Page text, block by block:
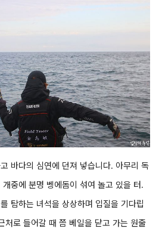
바다의 심연에 던져 넣습니다. 아무리 독
중에 분명 벵에돔이 섞여 놀고 있을 터.
탐하는 녀석을 상상하며 입질을 기다립
처로 들어갈 때 쯤 베일을 닫고 가는 원줄